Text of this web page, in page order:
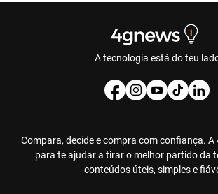
A tecnologia está do teu
Compara, decide e compra com confiança.
para te ajudar a tirar o melhor partido da
conteúdos úteis, simples e